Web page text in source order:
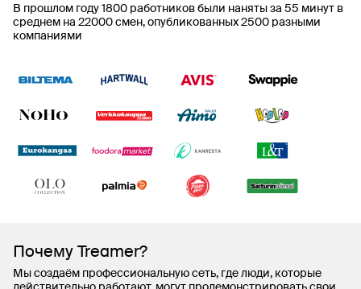
В прошлом году 1800 работников были наняты за 55 минут в
среднем на 22000 смен, опубликованных 2500 разными
компаниями
Почему Treamer?
Мы создаём профессиональную сеть, где люди, которые